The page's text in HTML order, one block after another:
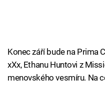
Konec září bude na Prima
xXx, Ethanu Huntovi z
menovského vesmíru. Na